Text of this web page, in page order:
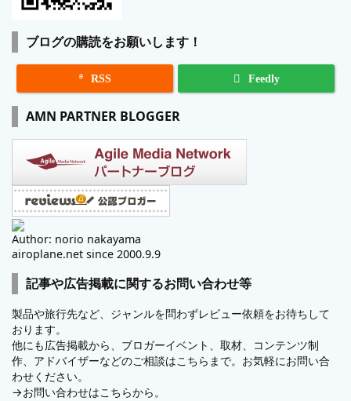
ブログの購読をお願いします！
 RSS Feedly
AMN PARTNER BLOGGER
Author: norio nakayama
airoplane.net since 2000.9.9
記事や広告掲載に関するお問い合わせ等
製品や旅行先など、ジャンルを問わずレビュー依頼をお待ちして
おります。
他にも広告掲載から、ブロガーイベント、取材、コンテンツ制
作、アドバイザーなどのご相談はこちらまで。お気軽にお問い合
わせください。
→お問い合わせはこちらから。